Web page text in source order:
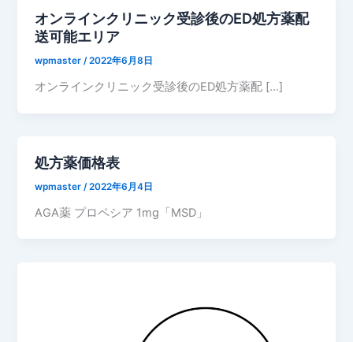
オンラインクリニック受診後のED処方薬配
送可能エリア
wpmaster/2022年6月8日
オンラインクリニック受診後のED処方薬配 […]
処方薬価格表
wpmaster /2022年6月4日
AGA薬 プロペシア 1mg「MSD」